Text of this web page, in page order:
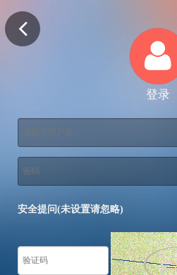
登录
安全提问(未设置请忽略)